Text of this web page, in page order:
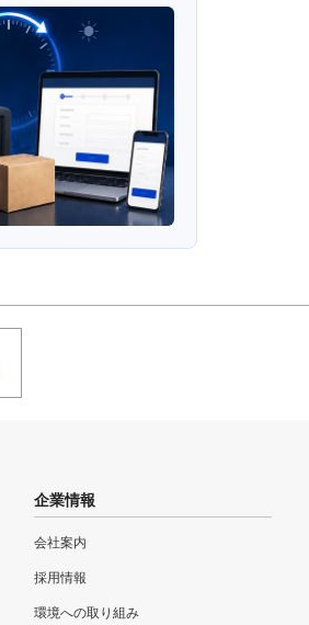
企業情報
会社案内
採用情報
環境への取り組み